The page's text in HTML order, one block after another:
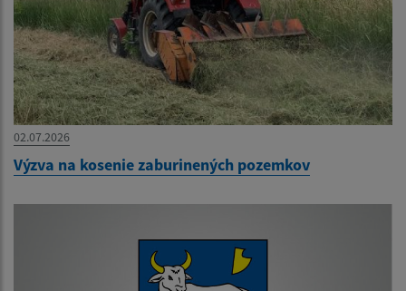
02.07.2026
Výzva na kosenie zaburinených pozemkov